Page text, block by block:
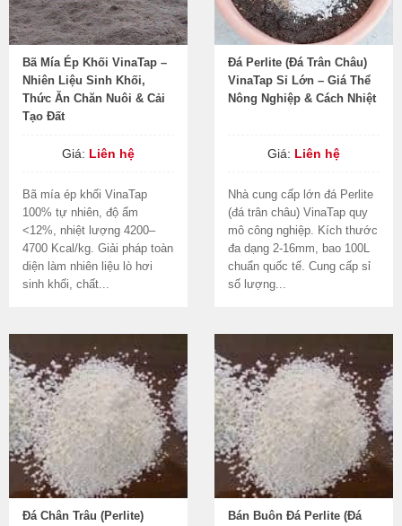
Bã Mía Ép Khối VinaTap –
Nhiên Liệu Sinh Khối,
Thức Ăn Chăn Nuôi & Cải
Tạo Đất
Giá: Liên hệ
Bã mía ép khối VinaTap
100% tự nhiên, độ ẩm
<12%, nhiệt lượng 4200–
4700 Kcal/kg. Giải pháp toàn
diện làm nhiên liệu lò hơi
sinh khối, chất...
Đá Perlite (Đá Trân Châu)
VinaTap Sỉ Lớn – Giá Thể
Nông Nghiệp & Cách Nhiệt
Giá: Liên hệ
Nhà cung cấp lớn đá Perlite
(đá trân châu) VinaTap quy
mô công nghiệp. Kích thước
đa dạng 2-16mm, bao 100L
chuẩn quốc tế. Cung cấp sỉ
số lượng...
Đá Chân Trâu (Perlite)
Bán Buôn Đá Perlite (Đá